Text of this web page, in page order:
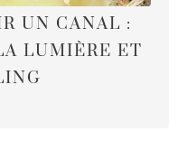
UN CANAL :
LUMIÈRE ET